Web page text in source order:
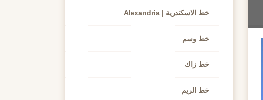
خط الاسكندرية | Alexandria
خط وسم
خط زاك
خط الريم